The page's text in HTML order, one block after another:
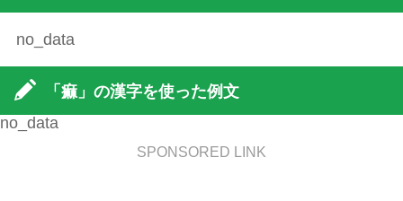
no_data
「痲」の漢字を使った例文
no_data
SPONSORED LINK